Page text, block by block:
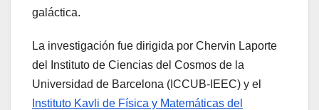
galáctica.
La investigación fue dirigida por Chervin Laporte
del Instituto de Ciencias del Cosmos de la
Universidad de Barcelona (ICCUB-IEEC) y el
Instituto Kavli de Física y Matemáticas del